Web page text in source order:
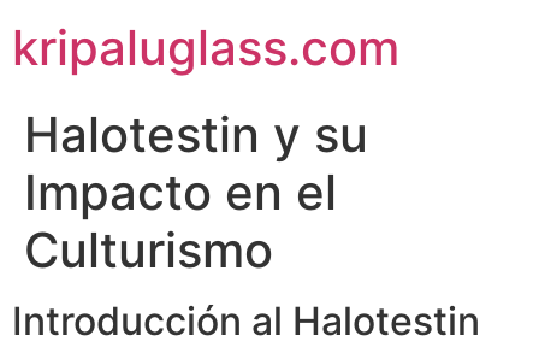
kripaluglass.com
Halotestin y su
Impacto en el
Culturismo
Introducción al Halotestin